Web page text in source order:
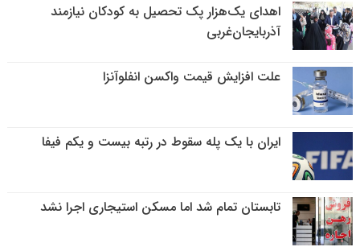
اهدای یک‌هزار پک تحصیل به کودکان نیازمند
آذربایجان‌غربی
علت افزایش قیمت واکسن انفلوآنزا
ایران با یک پله سقوط در رتبه بیست و یکم فیفا
تابستان تمام شد اما مسکن استیجاری اجرا نشد